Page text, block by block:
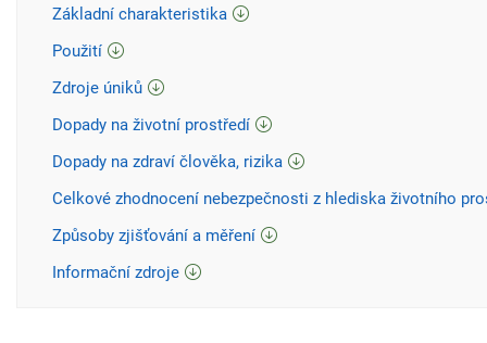
Základní charakteristika
Použití
Zdroje úniků
Dopady na životní prostředí
Dopady na zdraví člověka, rizika
Celkové zhodnocení nebezpečnosti z hlediska životního
Způsoby zjišťování a měření
Informační zdroje